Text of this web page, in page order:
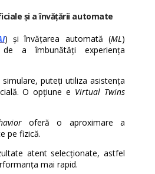
și a învățării automate
) și învățarea automată (ML )
a îmbunătăți experiența
puteți utiliza asistența
O opțiune e Virtual Twins
oferă o aproximare a
pe fizică.
atent selecționate, astfel
mai rapid.